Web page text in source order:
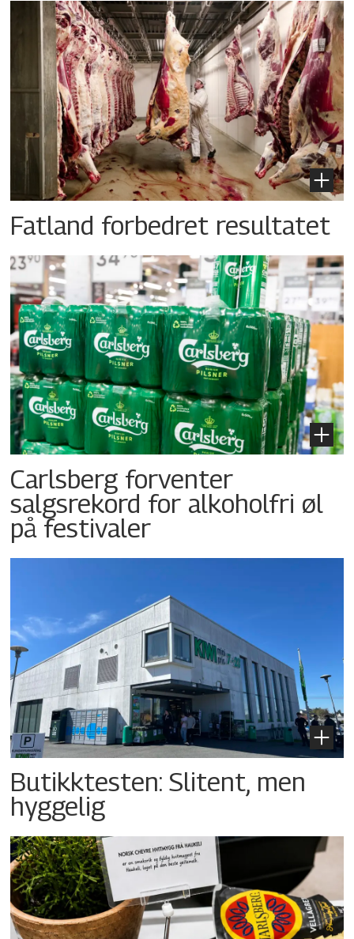
Fatland forbedret resultatet
Carlsberg forventer
salgsrekord for alkoholfri øl
på festivaler
Butikktesten: Slitent, men
hyggelig